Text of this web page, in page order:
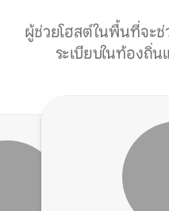
ผู้ช่วยโฮสต์ในพื้นที่จะ
ระเบียบในท้องถิ่